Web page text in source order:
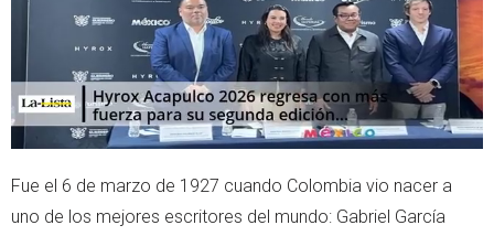
Fue el 6 de marzo de 1927 cuando Colombia vio nacer a
uno de los mejores escritores del mundo: Gabriel García